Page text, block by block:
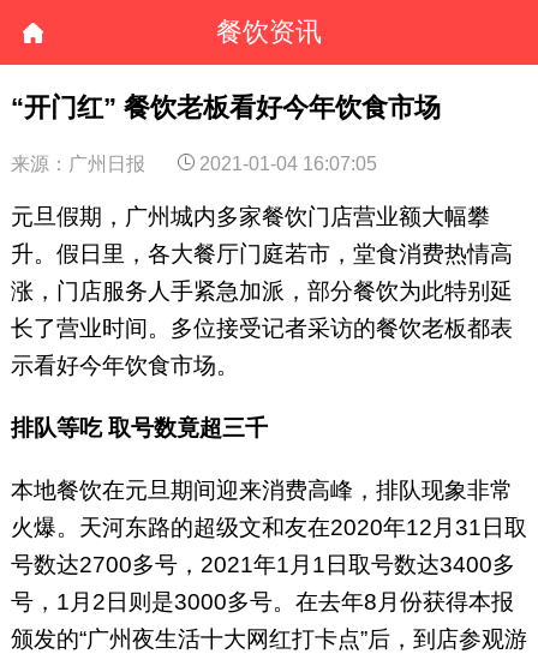
餐饮资讯
“开门红” 餐饮老板看好今年饮食市场
来源：广州日报 2021-01-04 16:07:05
元旦假期，广州城内多家餐饮门店营业额大幅攀
升。假日里，各大餐厅门庭若市，堂食消费热情高
涨，门店服务人手紧急加派，部分餐饮为此特别延
长了营业时间。多位接受记者采访的餐饮老板都表
示看好今年饮食市场。
排队等吃 取号数竟超三千
本地餐饮在元旦期间迎来消费高峰，排队现象非常
火爆。天河东路的超级文和友在2020年12月31日取
号数达2700多号，2021年1月1日取号数达3400多
号，1月2日则是3000多号。在去年8月份获得本报
颁发的“广州夜生活十大网红打卡点”后，到店参观游